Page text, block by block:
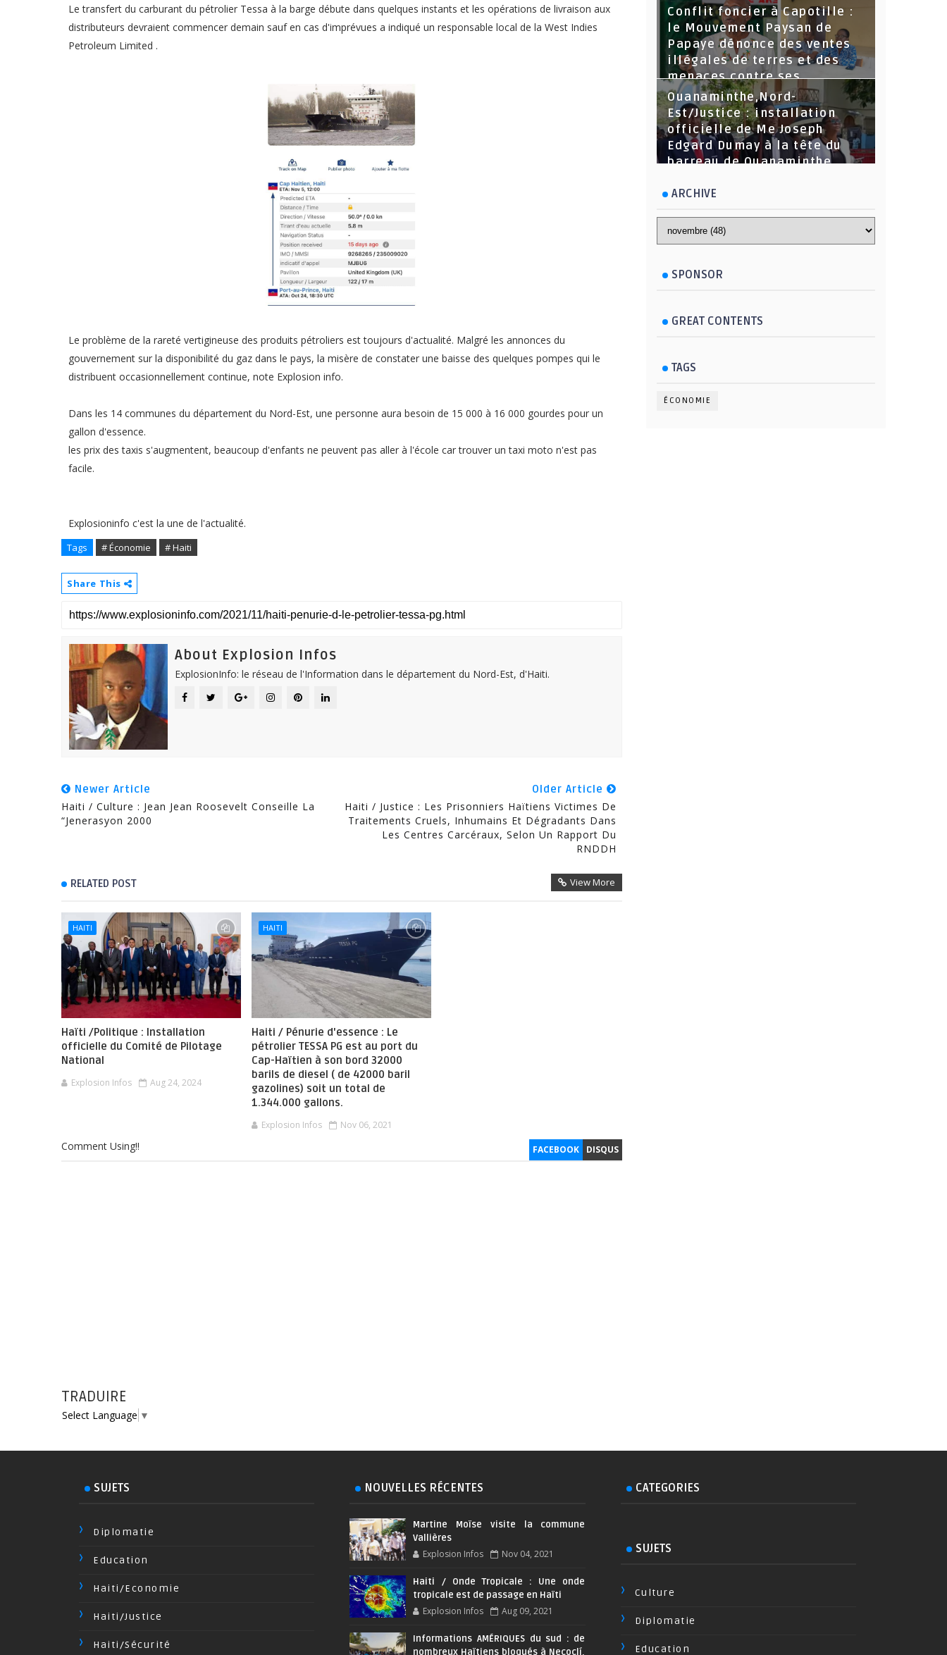
Le transfert du carburant du pétrolier Tessa à la barge débute dans quelques instants et les opérations de livraison aux
distributeurs devraient commencer demain sauf en cas d'imprévues a indiqué un responsable local de la West Indies
Petroleum Limited .
Le problème de la rareté vertigineuse des produits pétroliers est toujours d'actualité. Malgré les annonces du
gouvernement sur la disponibilité du gaz dans le pays, la misère de constater une baisse des quelques pompes qui le
distribuent occasionnellement continue, note Explosion info.
Dans les 14 communes du département du Nord-Est, une personne aura besoin de 15 000 à 16 000 gourdes pour un
gallon d'essence.
les prix des taxis s'augmentent, beaucoup d'enfants ne peuvent pas aller à l'école car trouver un taxi moto n'est pas
facile.
Explosioninfo c'est la une de l'actualité.
Tags # Économie # Haiti
Share This
About Explosion Infos
ExplosionInfo: le réseau de l'Information dans le département du Nord-Est, d'Haiti.
Newer Article
Haiti / Culture : Jean Jean Roosevelt Conseille La
“Jenerasyon 2000
Older Article
Haiti / Justice : Les Prisonniers Haïtiens Victimes De
Traitements Cruels, Inhumains Et Dégradants Dans
Les Centres Carcéraux, Selon Un Rapport Du
RNDDH
RELATED POST View More
HAITI
Haïti /Politique : Installation
officielle du Comité de Pilotage
National
Explosion Infos Aug 24, 2024
HAITI
Haiti / Pénurie d'essence : Le
pétrolier TESSA PG est au port du
Cap-Haïtien à son bord 32000
barils de diesel ( de 42000 baril
gazolines) soit un total de
1.344.000 gallons.
Explosion Infos Nov 06, 2021
FACEBOOK DISQUS
Comment Using!!
TRADUIRE
Select Language ▼
Conflit foncier à Capotille :
le Mouvement Paysan de
Papaye dénonce des ventes
illégales de terres et des
menaces contre ses
dirigeants
Ouanaminthe,Nord-
Est/Justice : installation
officielle de Me Joseph
Edgard Dumay à la tête du
barreau de Ouanaminthe.
ARCHIVE
SPONSOR
GREAT CONTENTS
TAGS
ÉCONOMIE
SUJETS
Diplomatie
Education
Haiti/Economie
Haiti/Justice
Haiti/Sécurité
NOUVELLES RÉCENTES
Martine Moïse visite la commune
Vallières
Explosion Infos Nov 04, 2021
Haiti / Onde Tropicale : Une onde
tropicale est de passage en Haïti
Explosion Infos Aug 09, 2021
Informations AMÉRIQUES du sud : de
nombreux Haïtiens bloqués à Necoclí,
CATEGORIES
SUJETS
Culture
Diplomatie
Education